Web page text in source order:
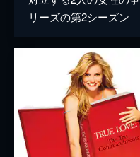
リーズの第2シーズン